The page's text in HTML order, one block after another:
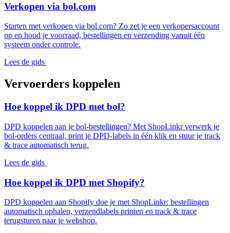
Verkopen via bol.com
Starten met verkopen via bol.com? Zo zet je een verkopersaccount
op en houd je voorraad, bestellingen en verzending vanuit één
systeem onder controle.
Lees de gids
Vervoerders koppelen
Hoe koppel ik DPD met bol?
DPD koppelen aan je bol-bestellingen? Met ShopLinkr verwerk je
bol-orders centraal, print je DPD-labels in één klik en stuur je track
& trace automatisch terug.
Lees de gids
Hoe koppel ik DPD met Shopify?
DPD koppelen aan Shopify doe je met ShopLinkr: bestellingen
automatisch ophalen, verzendlabels printen en track & trace
terugsturen naar je webshop.